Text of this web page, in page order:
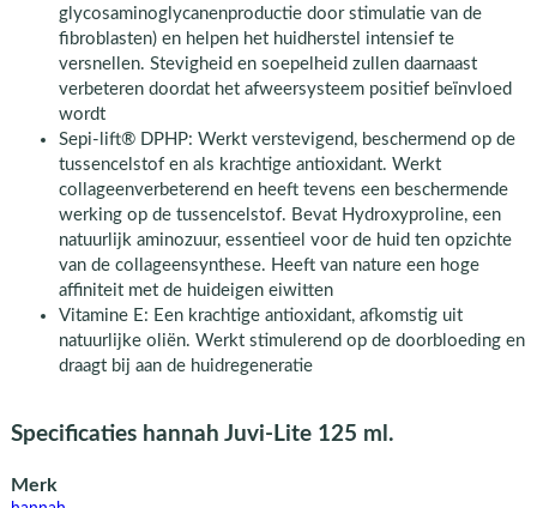
glycosaminoglycanenproductie door stimulatie van de
fibroblasten) en helpen het huidherstel intensief te
versnellen. Stevigheid en soepelheid zullen daarnaast
verbeteren doordat het afweersysteem positief beïnvloed
wordt
Sepi-lift® DPHP: Werkt verstevigend, beschermend op de
tussencelstof en als krachtige antioxidant. Werkt
collageenverbeterend en heeft tevens een beschermende
werking op de tussencelstof. Bevat Hydroxyproline, een
natuurlijk aminozuur, essentieel voor de huid ten opzichte
van de collageensynthese. Heeft van nature een hoge
affiniteit met de huideigen eiwitten
Vitamine E: Een krachtige antioxidant, afkomstig uit
natuurlijke oliën. Werkt stimulerend op de doorbloeding en
draagt bij aan de huidregeneratie
Specificaties hannah Juvi-Lite 125 ml.
Merk